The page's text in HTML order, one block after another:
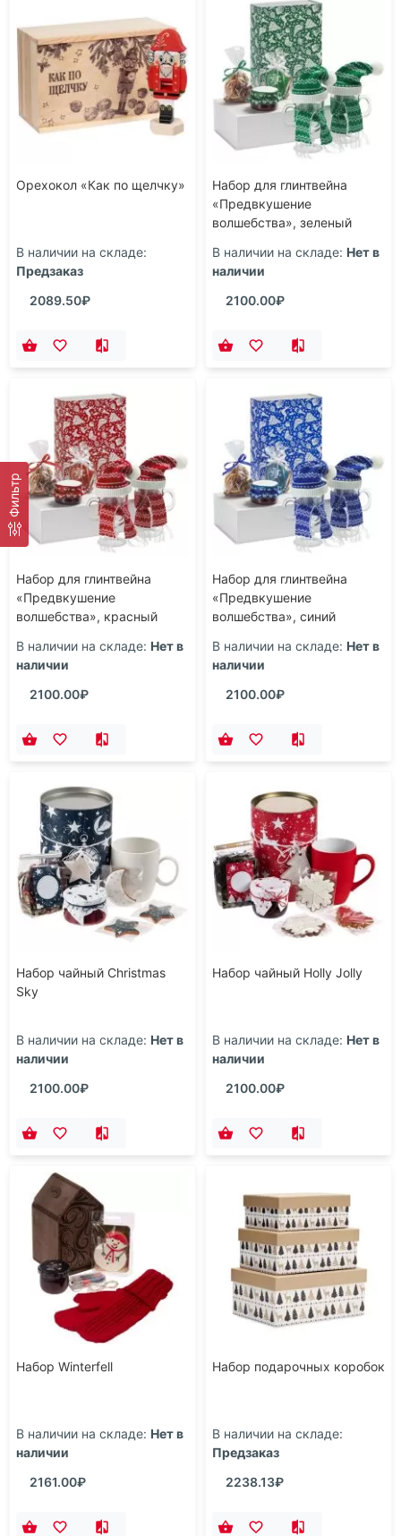
Фильтр
Орехокол «Как по щелчку»
В наличии на складе:
Предзаказ
2089.50₽
Набор для глинтвейна
«Предвкушение
волшебства», зеленый
В наличии на складе: Нет в
наличии
2100.00₽
Набор для глинтвейна
«Предвкушение
волшебства», красный
В наличии на складе: Нет в
наличии
2100.00₽
Набор для глинтвейна
«Предвкушение
волшебства», синий
В наличии на складе: Нет в
наличии
2100.00₽
Набор чайный Christmas
Sky
В наличии на складе: Нет в
наличии
2100.00₽
Набор чайный Holly Jolly
В наличии на складе: Нет в
наличии
2100.00₽
Набор Winterfell
В наличии на складе: Нет в
наличии
2161.00₽
Набор подарочных коробок
В наличии на складе:
Предзаказ
2238.13₽